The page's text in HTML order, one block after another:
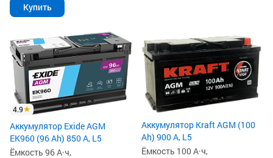
Купить
4.9
Аккумулятор Exide AGM
EK960 (96 Ah) 850 А, L5
Ёмкость 96 А·ч,
Аккумулятор Kraft AGM (100
Ah) 900 А, L5
Ёмкость 100 А·ч,